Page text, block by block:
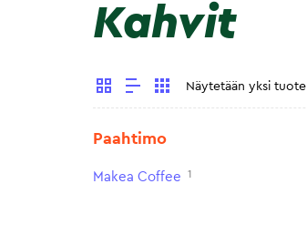
Kahvit
Näytetään yksi tuote
Paahtimo
Makea Coffee 1